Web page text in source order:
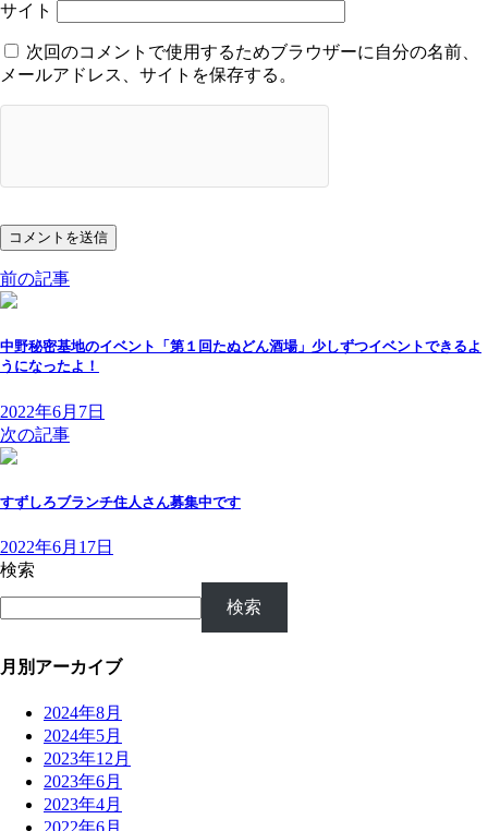
サイト
次回のコメントで使用するためブラウザーに自分の名前、
メールアドレス、サイトを保存する。
前の記事
中野秘密基地のイベント「第１回たぬどん酒場」少しずつイベントできるよ
うになったよ！
2022年6月7日
次の記事
すずしろブランチ住人さん募集中です
2022年6月17日
検索
検索
月別アーカイブ
2024年8月
2024年5月
2023年12月
2023年6月
2023年4月
2022年6月